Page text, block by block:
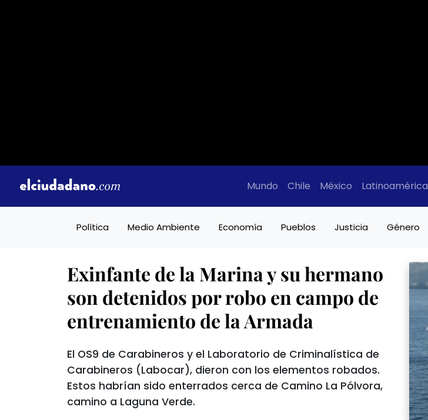
Mundo Chile México Latinoamérica
Política Medio Ambiente Economía Pueblos Justicia Género
Exinfante de la Marina y su hermano
son detenidos por robo en campo de
entrenamiento de la Armada
El OS9 de Carabineros y el Laboratorio de Criminalística de
Carabineros (Labocar), dieron con los elementos robados.
Estos habrían sido enterrados cerca de Camino La Pólvora,
camino a Laguna Verde.